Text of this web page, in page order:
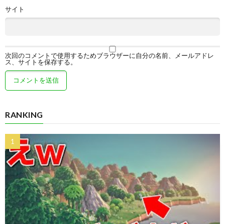
サイト
次回のコメントで使用するためブラウザーに自分の名前、メールアドレ
ス、サイトを保存する。
RANKING